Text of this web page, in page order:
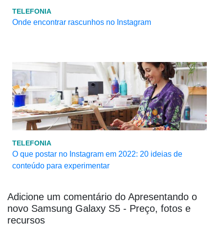
TELEFONIA
Onde encontrar rascunhos no Instagram
TELEFONIA
O que postar no Instagram em 2022: 20 ideias de
conteúdo para experimentar
Adicione um comentário do Apresentando o
novo Samsung Galaxy S5 - Preço, fotos e
recursos